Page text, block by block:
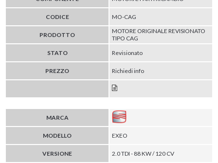
CODICE MO-CAG
PRODOTTO
MOTORE ORIGINALE REVISIONATO
TIPO CAG
STATO
Revisionato
PREZZO Richiedi info
MARCA
MODELLO EXEO
VERSIONE 2.0 TDI - 88 KW / 120 CV